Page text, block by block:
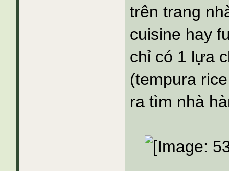
trên trang
cuisine hay
chỉ có 1 lựa
(tempura
ra tìm nhà